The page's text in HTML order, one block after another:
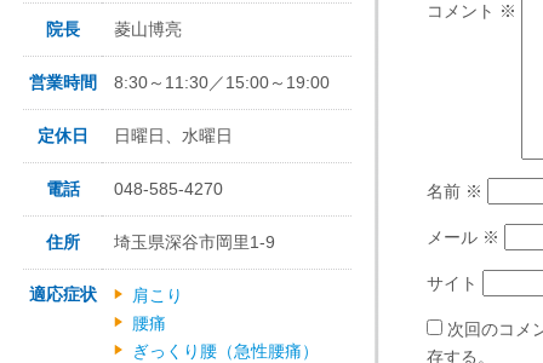
コメント ※
名前 ※
メール ※
サイト
次回のコメ
存する。
院長 菱山博亮
営業時間 8:30～11:30／15:00～19:00
定休日 日曜日、水曜日
電話 048-585-4270
住所 埼玉県深谷市岡里1-9
適応症状
肩こり
腰痛
ぎっくり腰（急性腰痛）